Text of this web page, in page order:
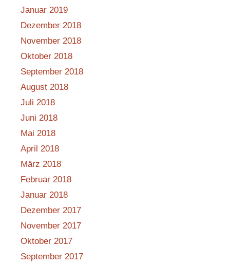
Januar 2019
Dezember 2018
November 2018
Oktober 2018
September 2018
August 2018
Juli 2018
Juni 2018
Mai 2018
April 2018
März 2018
Februar 2018
Januar 2018
Dezember 2017
November 2017
Oktober 2017
September 2017